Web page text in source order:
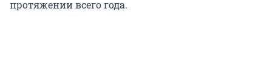
протяжении всего года.